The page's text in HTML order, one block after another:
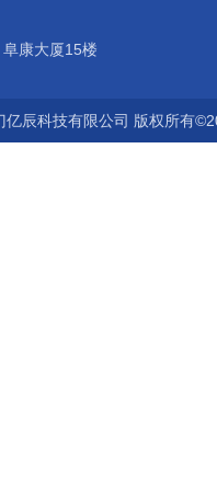
康大厦15楼
亿辰科技有限公司 版权所有